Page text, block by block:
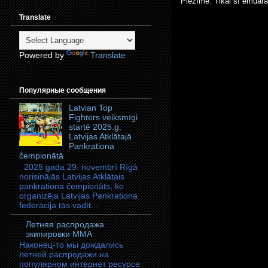
Translate
Powered by Translate
Популярные сообщения
Latvian Top
Fighters veiksmīgi
startē 2025.g.
Latvijas Atklātajā
Pankrationa
čempionātā
2025 gada 29. novembrī Rīgā
norisinājās Latvijas Atklātais
pankrationa čempionāts, ko
organizēja Latvijas Pankrationa
federācija tās vadīt...
Летняя распродажа
экипировки ММА
Наконец-то мы дождались
летней распродажи на
популярном интернет ресурсе